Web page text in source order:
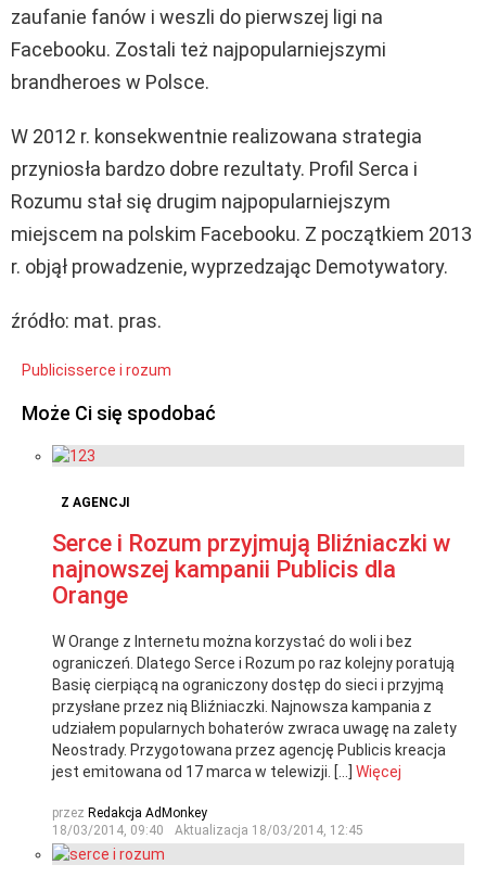
zaufanie fanów i weszli do pierwszej ligi na
Facebooku. Zostali też najpopularniejszymi
brandheroes w Polsce.
W 2012 r. konsekwentnie realizowana strategia
przyniosła bardzo dobre rezultaty. Profil Serca i
Rozumu stał się drugim najpopularniejszym
miejscem na polskim Facebooku. Z początkiem 2013
r. objął prowadzenie, wyprzedzając Demotywatory.
źródło: mat. pras.
Publicisserce i rozum
Może Ci się spodobać
Z AGENCJI
Serce i Rozum przyjmują Bliźniaczki w
najnowszej kampanii Publicis dla
Orange
W Orange z Internetu można korzystać do woli i bez
ograniczeń. Dlatego Serce i Rozum po raz kolejny poratują
Basię cierpiącą na ograniczony dostęp do sieci i przyjmą
przysłane przez nią Bliźniaczki. Najnowsza kampania z
udziałem popularnych bohaterów zwraca uwagę na zalety
Neostrady. Przygotowana przez agencję Publicis kreacja
jest emitowana od 17 marca w telewizji. […] Więcej
przez Redakcja AdMonkey
18/03/2014, 09:40
Aktualizacja 18/03/2014, 12:45